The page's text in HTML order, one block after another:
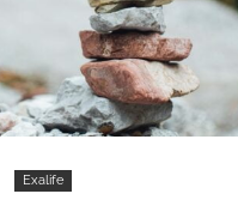
Exalife